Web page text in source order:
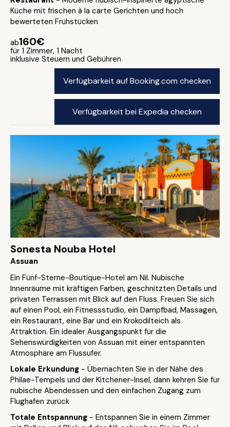
Küche mit frischen à la carte Gerichten und hoch
bewerteten Frühstücken
ab160€
für 1 Zimmer, 1 Nacht
inklusive Steuern und Gebühren
Verfügbarkeit auf Booking.com checken
Verfügbarkeit bei Expedia checken
Sonesta Nouba Hotel
Assuan
Ein Fünf-Sterne-Boutique-Hotel am Nil. Nubische
Innenräume mit kräftigen Farben, geschnitzten Details und
privaten Terrassen mit Blick auf den Fluss. Freuen Sie sich
auf einen Pool, ein Fitnessstudio, ein Dampfbad, Massagen,
ein Restaurant, eine Bar und ein Krokodilteich als
Attraktion. Ein idealer Ausgangspunkt für die
Sehenswürdigkeiten von Assuan mit einer entspannten
Atmosphäre am Flussufer.
Lokale Erkundung - Übernachten Sie in der Nähe des
Philae-Tempels und der Kitchener-Insel, dann kehren Sie für
nubische Abendessen und den einfachen Zugang zum
Flughafen zurück
Totale Entspannung - Entspannen Sie in einem Zimmer